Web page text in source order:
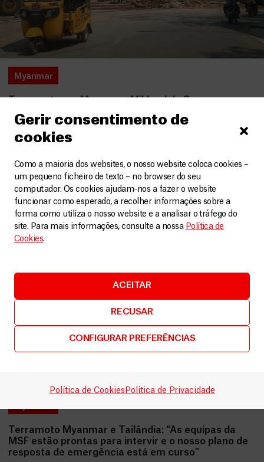
Gerir consentimento de
cookies
Como a maioria dos websites, o nosso website coloca cookies –
um pequeno ficheiro de texto – no browser do seu
computador. Os cookies ajudam-nos a fazer o website
funcionar como esperado, a recolher informações sobre a
forma como utiliza o nosso website e a analisar o tráfego do
site. Para mais informações, consulte a nossa Política de
Cookies.
ACEITAR
RECUSAR
CONFIGURAR PREFERÊNCIAS
Política de Cookies Política de Privacidade
Myanmar
Terramoto em Myanmar: Mikhael de Souza,
necessidades urgentes causadas por esta
emergência
LEIA MAIS
Terramoto Myanmar e Tailândia: “As equipas da
MSF estão prontas para intervir e o nosso plano de
resposta de emergência está em curso”